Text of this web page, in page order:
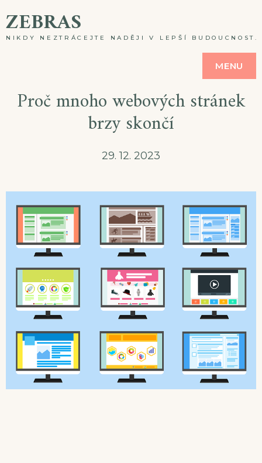
toZEBRAS
NIKDY NEZTRÁCEJTE NADĚJI V LEPŠÍ
MENU
Proč mnoho webových stránek
brzy skončí
29. 12. 2023